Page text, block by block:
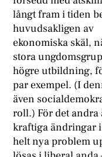
långt fram i tiden
huvudsakligen av
ekonomiska skäl,
stora
högre utbildning,
par exempel. (I
även
roll.) För det
kraftiga ändringar
helt nya problem